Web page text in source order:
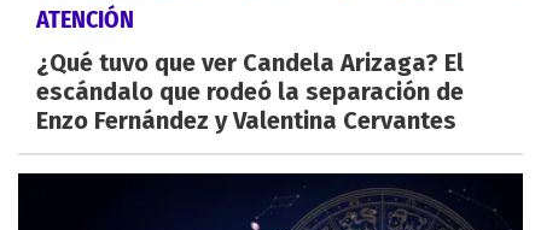
ATENCIÓN
¿Qué tuvo que ver Candela Arizaga? El
escándalo que rodeó la separación de
Enzo Fernández y Valentina Cervantes